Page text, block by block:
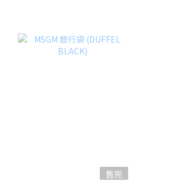
售完